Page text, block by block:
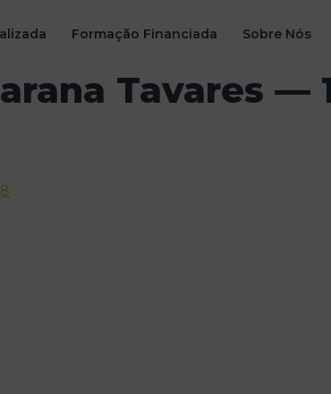
Formação Financiada Sobre Nós
Tavares —